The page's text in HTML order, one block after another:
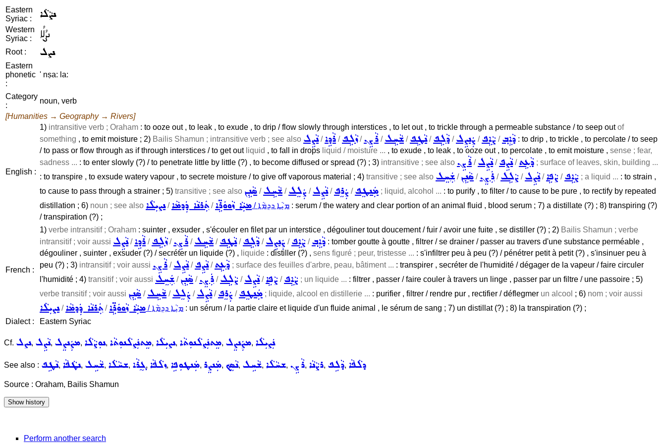
Eastern
Syriac :
ܢܨܵܠܵܐ
Western
Syriac :
ܢܨܳܠܳܐ
Root : ܢܨܠ
Eastern
phonetic
:
' nṣa: la:
Category
:
noun, verb
[Humanities → Geography → Rivers]
English :
1) intransitive verb ; Oraham : to ooze out , to leak , to exude , to drip / flow slowly through interstices , to let out , to trickle through a permeable substance / to seep outof
something , to emit moisture ; 2) Bailis Shamun ; intransitive verb ; see also ܢܵܨܹܠ/ܪܵܕܹܐ /ܙܵܠܹܦ/ܪܵܨܹܢ /ܫܵܚܹܠ /ܢܵܛܹܦ/ܕܵܠܹܦ /ܨܲܢܨܹܠ /ܨܵܐܹܦ /ܕܵܐܹܒ݂ : to drip , to trickle , to percolate / to seep
/ to pass or flow through as if through interstices / to get out liquid , to fall in drops liquid / moisture ... , to exude , to leak , to ooze out , to percolate , to emit moisture , sense ; fear,
sadness ... : to enter slowly (?) / to penetrate little by little (?) , to become diffused or spread (?) ; 3) intransitive ; see also ܪܵܨܹܢ /ܢܵܨܹܠ/ܢܵܨܹܦ/ܕܵܥܹܬ ; surface of leaves, skin, building ...
: to transpire , to exsude watery vapour , to secrete moisture / to give off vaporous material ; 4) transitive ; see also ܫܲܚܸܠ / ܣܵܢܹܢ /ܪܲܨܸܢ /ܨܵܠܹܠ /ܢܵܨܹܠ/ܨܵܦܹܐ /ܨܵܐܹܦ ; a liquid ... : to strain ,
to cause to pass through a strainer ; 5) transitive ; see also ܣܵܢܹܢ /ܫܵܚܹܠ /ܨܲܠܸܠ /ܢܵܨܹܠ/ܨܲܪܸܦ /ܡܲܢܛܸܦ ; liquid, alcohol ... : to purify , to filter / to cause to be pure , to rectify by repeated
distillation ; 6) noun ; see also ܢܨܝܼܠܵܐ/ܬܲܪܢܵܐ ܕܲܕܡܵܐ /ܡܝܼܵܐ ܙܵܘܘܿܪܹ̈ܐ / ܡܝܼܵܐ ܕܕܸܡܵܐ : serum / the watery and clear portion of an animal fluid , blood serum ; 7) a distillate (?) ; 8) transpiring (?)
/ transpiration (?) ;
French :
1) verbe intransitif ; Oraham : suinter , exsuder , s'écouler en filet par un interstice , dégouliner tout doucement / fuir / avoir une fuite , se distiller (?) ; 2) Bailis Shamun ; verbe
intransitif ; voir aussi ܢܵܨܹܠ/ܪܵܕܹܐ /ܙܵܠܹܦ/ܪܵܨܹܢ /ܫܵܚܹܠ /ܢܵܛܹܦ/ܕܵܠܹܦ /ܨܲܢܨܹܠ /ܨܵܐܹܦ /ܕܵܐܹܒ݂ : tomber goutte à goutte , filtrer / se drainer / passer au travers d'une substance perméable ,
dégouliner , suinter , exsuder (?) / secréter un liquide (?) , liquide : distiller (?) , sens figuré ; peur, tristesse ... : s'infiltrer peu à peu (?) / pénétrer petit à petit (?) , s'insinuer peu à
peu (?) ; 3) intransitif ; voir aussi ܪܵܨܹܢ /ܢܵܨܹܠ/ܢܵܨܹܦ/ܕܵܥܹܬ ; surface des feuilles d'arbre, peau, bâtiment ... : transpirer , secréter de l'humidité / dégager de la vapeur / faire circuler
l'humidité ; 4) transitif ; voir aussi ܫܲܚܸܠ / ܣܵܢܹܢ /ܪܲܨܸܢ /ܨܵܠܹܠ /ܢܵܨܹܠ/ܨܵܦܹܐ /ܨܵܐܹܦ ; un liquide ... : filtrer , passer / faire couler à travers un linge , passer par un filtre / une passoire ; 5)
verbe transitif ; voir aussi ܣܵܢܹܢ /ܫܵܚܹܠ /ܨܲܠܸܠ /ܢܵܨܹܠ/ܨܲܪܸܦ /ܡܲܢܛܸܦ ; liquide, alcool en distillerie ... : purifier , filtrer / rendre pur , rectifier / déflegmer un alcool ; 6) nom ; voir aussi
ܢܨܝܼܠܵܐ/ܬܲܪܢܵܐ ܕܲܕܡܵܐ /ܡܝܼܵܐ ܙܵܘܘܿܪܹ̈ܐ / ܡܝܼܵܐ ܕܕܸܡܵܐ : un sérum / la partie claire et liquide d'un fluide animal , le sérum de sang ; 7) un distillat (?) ; 8) la transpiration (?) ;
Dialect :
Eastern Syriac
Cf. ܢܨܠ, ܢܵܨܹܠ, ܡܨܲܢܨܸܠ, ܢܘܼܨܵܠܵܐ, ܡܸܬܢܲܨܠܵܢܘܼܬܵܐ, ܢܨܝܼܠܵܐ, ܡܸܬܢܲܨܠܵܢܘܼܬܵܐ, ܡܨܲܢܨܸܠ, ܢܲܨܝܼܠܵܐ
See also : ܢܵܛܹܦ, ܢܛܵܦܵܐ, ܫܵܚܹܠ, ܫܚܵܠܵܐ, ܓ̰ܪܵܐ, ܙܠܵܦܵܐ, ܡܲܢܛܘܼܦܹܐ, ܡܲܢܨܸܪ, ܢܵܣܸܟ݂, ܫܵܚܹܠ, ܫܚܵܠܵܐ, ܪܵܨܹܢ, ܪܨܵܢܵܐ, ܕܵܠܹܦ, ܕܠܵܦܵܐ
Source : Oraham, Bailis Shamun
Perform another search